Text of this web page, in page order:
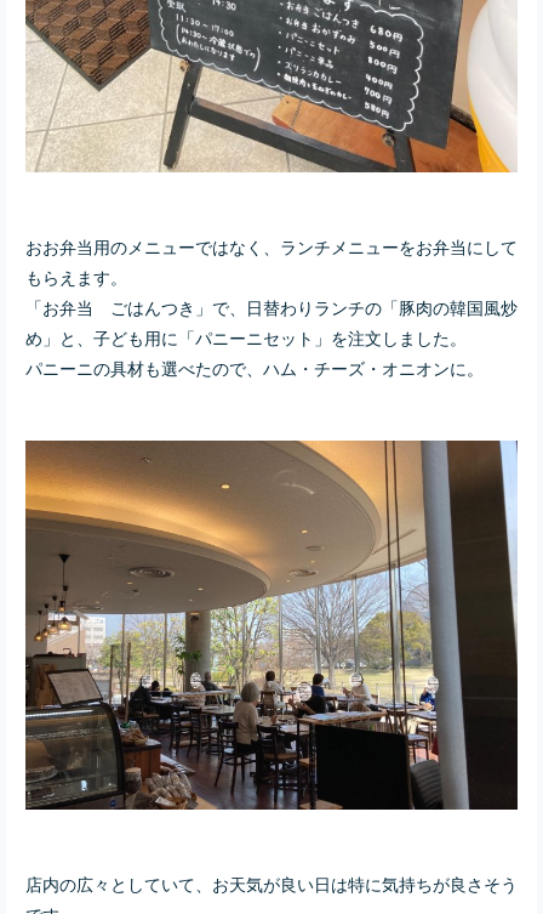
おお弁当用のメニューではなく、ランチメニューをお弁当にして
もらえます。
「お弁当 ごはんつき」で、日替わりランチの「豚肉の韓国風炒
め」と、子ども用に「パニーニセット」を注文しました。
パニーニの具材も選べたので、ハム・チーズ・オニオンに。
店内の広々としていて、お天気が良い日は特に気持ちが良さそう